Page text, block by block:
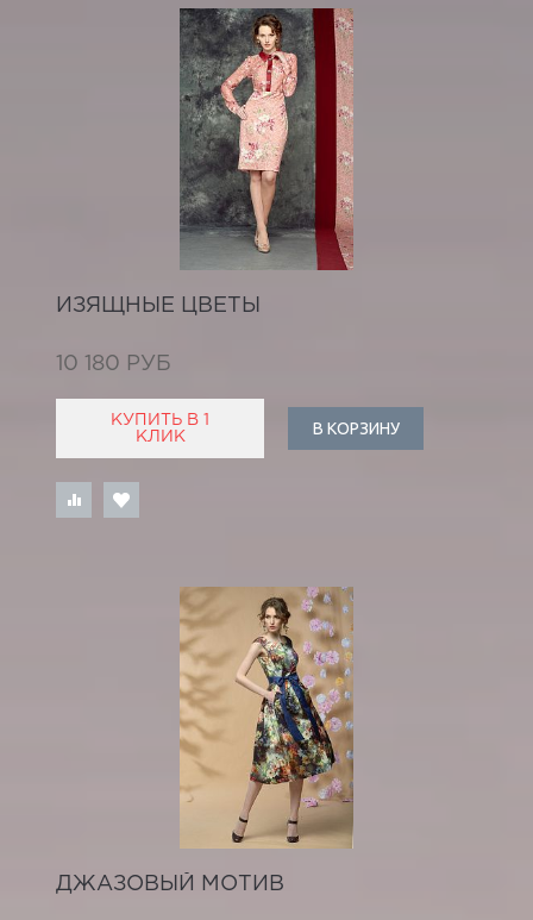
ИЗЯЩНЫЕ ЦВЕТЫ
10 180 РУБ
КУПИТЬ В 1
КЛИК
В КОРЗИНУ
ДЖАЗОВЫЙ МОТИВ